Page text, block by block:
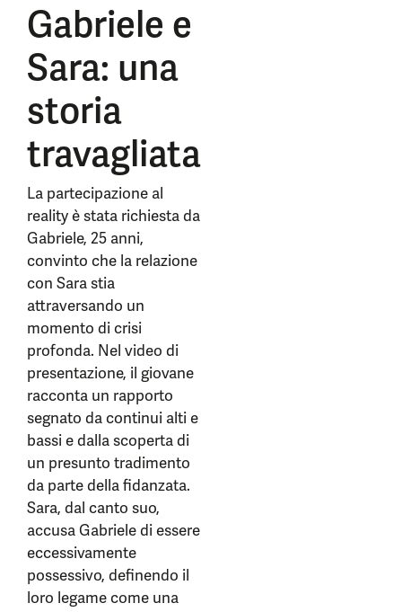
Gabriele e
Sara: una
storia
travagliata
La partecipazione al
reality è stata richiesta da
Gabriele, 25 anni,
convinto che la relazione
con Sara stia
attraversando un
momento di crisi
profonda. Nel video di
presentazione, il giovane
racconta un rapporto
segnato da continui alti e
bassi e dalla scoperta di
un presunto tradimento
da parte della fidanzata.
Sara, dal canto suo,
accusa Gabriele di essere
eccessivamente
possessivo, definendo il
loro legame come una